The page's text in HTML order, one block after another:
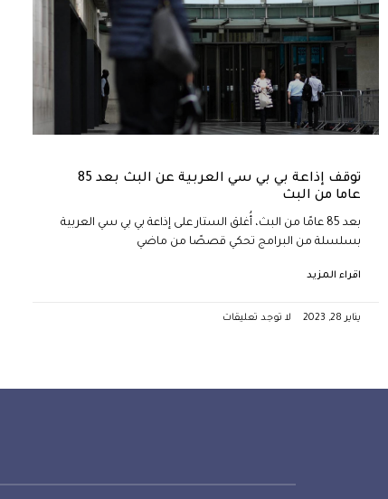
توقف إذاعة بي بي سي العربية عن البث بعد 85
عاما من البث
بعد 85 عامًا من البث، أُغلق الستار على إذاعة بي بي سي العربية
بسلسلة من البرامج تحكي قصصًا من ماضي
اقراء المزيد
يناير 28, 2023 لا توجد تعليقات